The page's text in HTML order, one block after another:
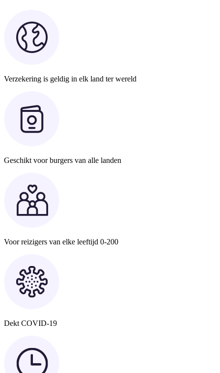
Verzekering is geldig in elk land ter wereld
Geschikt voor burgers van alle landen
Voor reizigers van elke leeftijd 0-200
Dekt COVID-19